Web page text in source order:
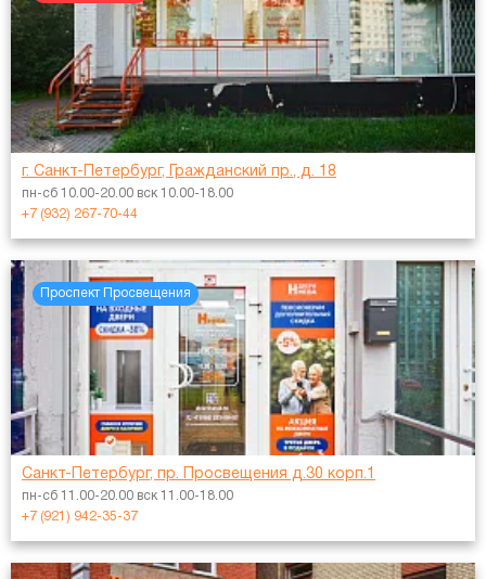
г. Санкт-Петербург, Гражданский пр., д. 18
пн-сб 10.00-20.00 вск 10.00-18.00
+7 (932) 267-70-44
Проспект Просвещения
Санкт-Петербург, пр. Просвещения д.30 корп.1
пн-сб 11.00-20.00 вск 11.00-18.00
+7 (921) 942-35-37